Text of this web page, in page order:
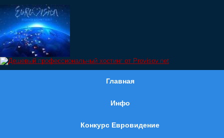
Главная
Инфо
Конкурс Евровидение